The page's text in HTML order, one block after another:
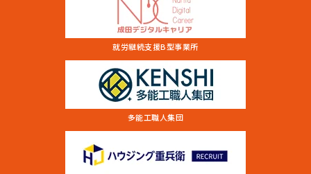
就労継続支援B型事業所
多能工職人集団